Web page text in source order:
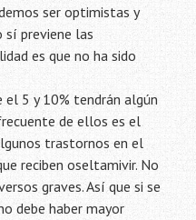
ser optimistas y
previene las
es que no ha sido
el 5 y 10% tendrán algún
de ellos es el
trastornos en el
reciben oseltamivir. No
graves. Así que si se
debe haber mayor